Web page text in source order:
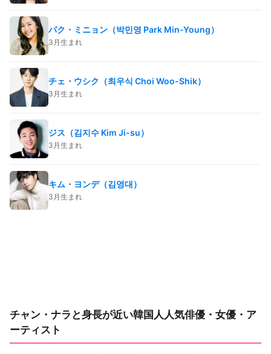
パク・ミニョン（박민영 Park Min-Young）
3月生まれ
チェ・ウシク（최우식 Choi Woo-Shik）
3月生まれ
ジス（김지수 Kim Ji-su）
3月生まれ
キム・ヨンデ（김영대）
3月生まれ
チャン・ナラと身長が近い韓国人人気俳優・女優・ア
ーティスト